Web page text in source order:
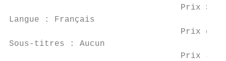
Prix
Langue : Français
Prix du
Sous-titres : Aucun
Prix